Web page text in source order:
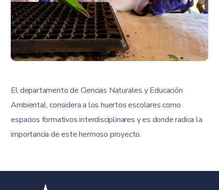
El departamento de Ciencias Naturales y Educación
Ambiental, considera a los huertos escolares como
espacios formativos interdisciplinares y es donde radica la
importancia de este hermoso proyecto.